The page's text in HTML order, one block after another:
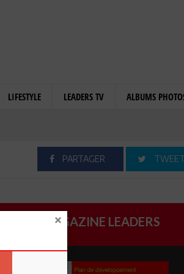
LIFESTYLE LEADERS TV ALBUMS
PARTAGER
MAGAZINE LEADERS